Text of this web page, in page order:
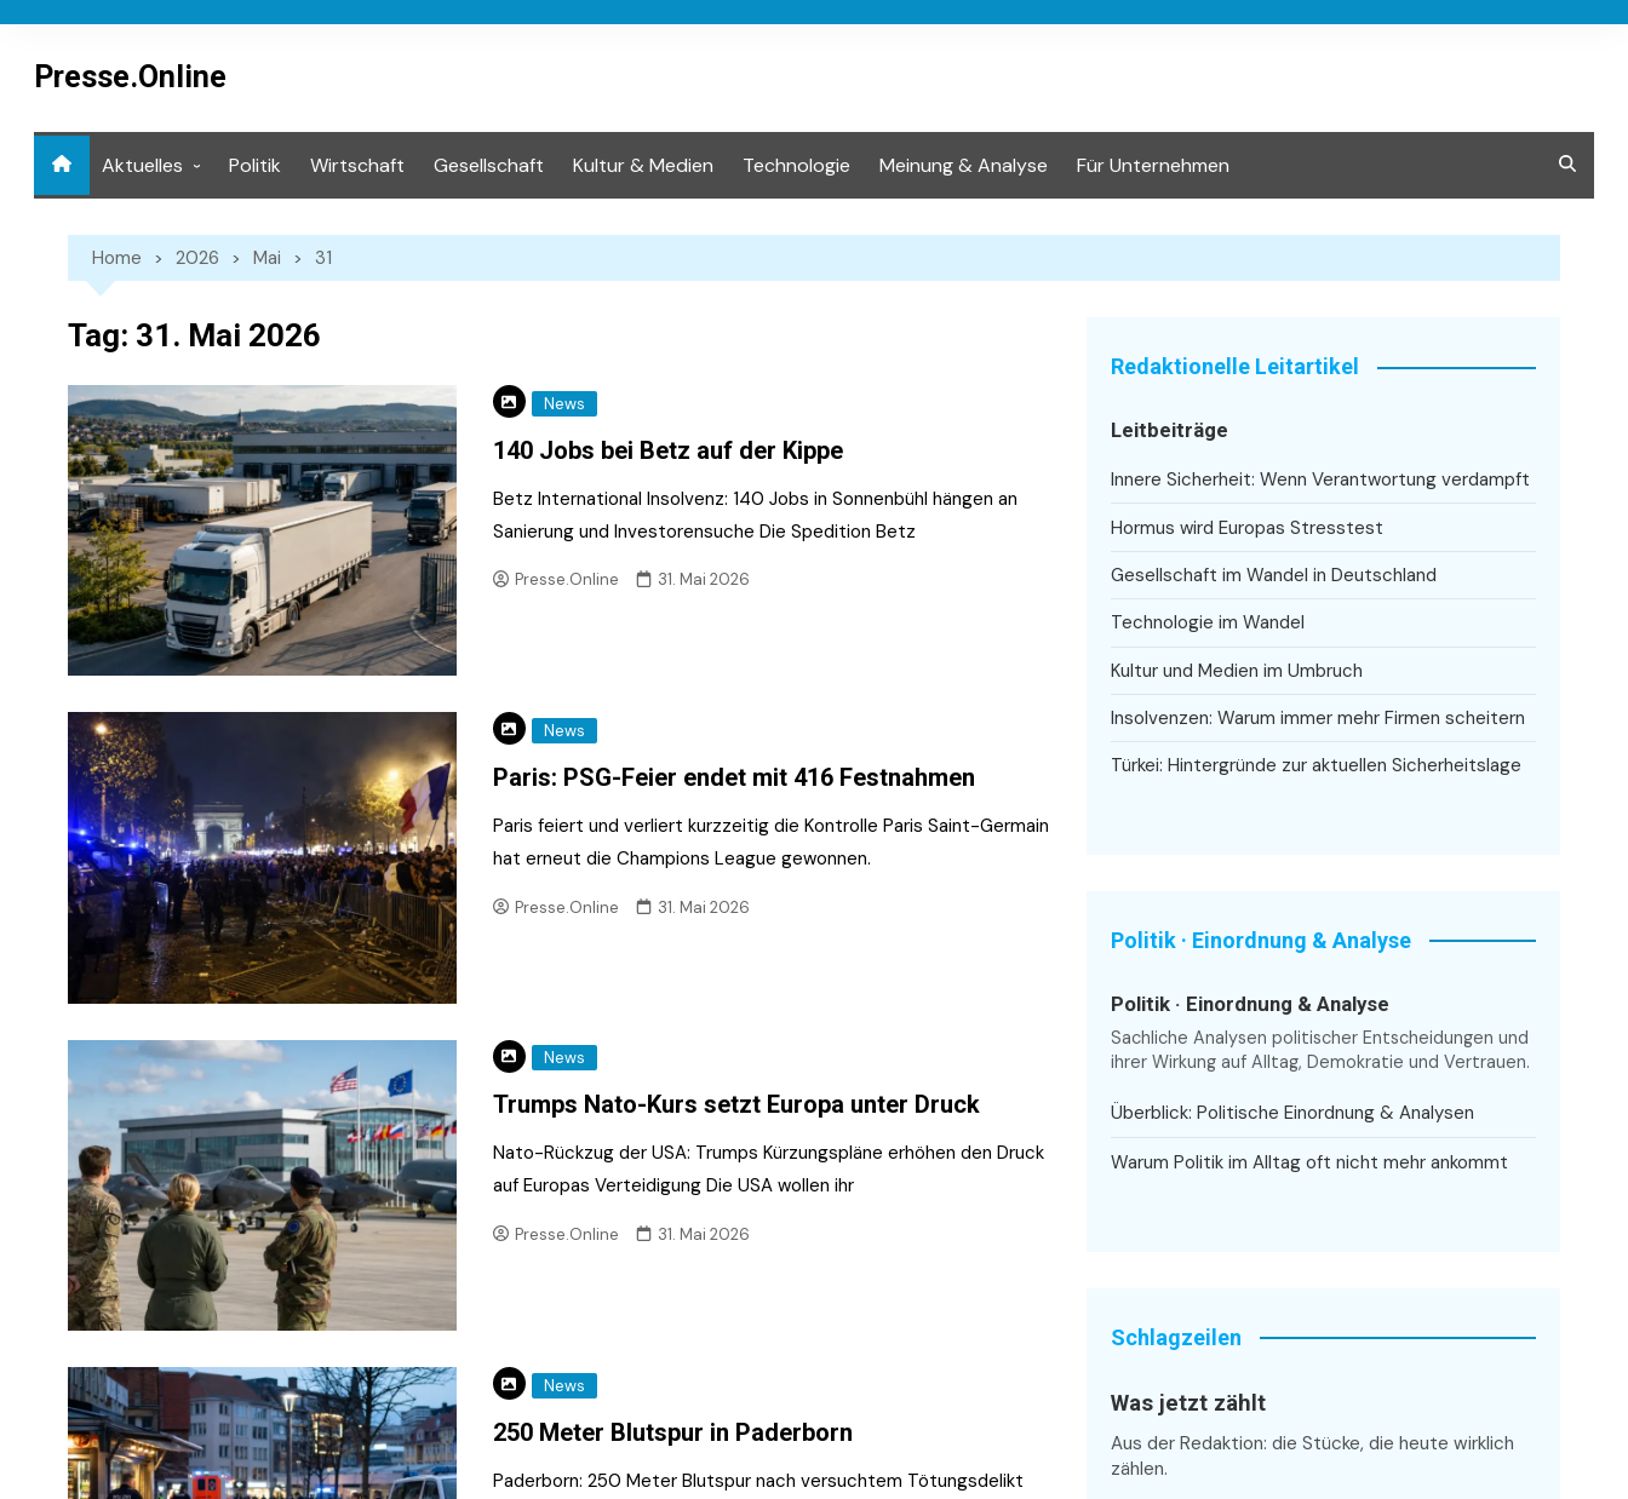
contentPresse.Online
Aktuelles Politik Wirtschaft Gesellschaft Kultur & Medien Technologie Meinung & Analyse Für Unternehmen
Home 2026 Mai 31
Tag: 31. Mai 2026
News
140 Jobs bei Betz auf der Kippe
Betz International Insolvenz: 140 Jobs in Sonnenbühl hängen an
Sanierung und Investorensuche Die Spedition Betz
Presse.Online 31. Mai 2026
News
Paris: PSG-Feier endet mit 416 Festnahmen
Paris feiert und verliert kurzzeitig die Kontrolle Paris Saint-Germain
hat erneut die Champions League gewonnen.
Presse.Online 31. Mai 2026
News
Trumps Nato-Kurs setzt Europa unter Druck
Nato-Rückzug der USA: Trumps Kürzungspläne erhöhen den Druck
auf Europas Verteidigung Die USA wollen ihr
Presse.Online 31. Mai 2026
News
250 Meter Blutspur in Paderborn
Paderborn: 250 Meter Blutspur nach versuchtem Tötungsdelikt
Redaktionelle Leitartikel
Leitbeiträge
Innere Sicherheit: Wenn Verantwortung verdampft
Hormus wird Europas Stresstest
Gesellschaft im Wandel in Deutschland
Technologie im Wandel
Kultur und Medien im Umbruch
Insolvenzen: Warum immer mehr Firmen scheitern
Türkei: Hintergründe zur aktuellen Sicherheitslage
Politik · Einordnung & Analyse
Politik · Einordnung & Analyse
Sachliche Analysen politischer Entscheidungen und
ihrer Wirkung auf Alltag, Demokratie und Vertrauen.
Überblick: Politische Einordnung & Analysen
Warum Politik im Alltag oft nicht mehr ankommt
Schlagzeilen
Was jetzt zählt
Aus der Redaktion: die Stücke, die heute wirklich
zählen.